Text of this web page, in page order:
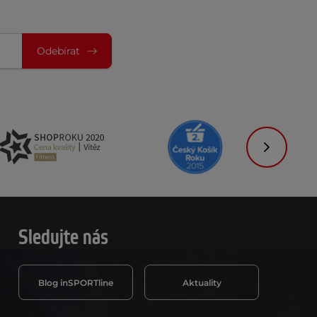
Odebírat
Sledujte nás
Blog inSPORTline Aktuality